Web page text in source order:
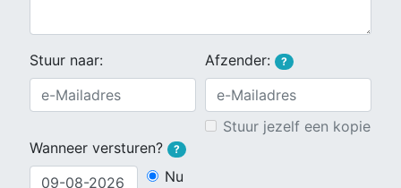
Stuur naar: Afzender: ?
Stuur jezelf een kopie
Wanneer versturen?
?
Nu